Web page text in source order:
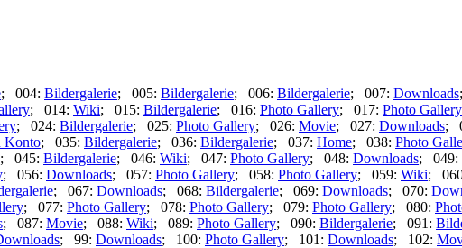
; 004: Bildergalerie; 005: Bildergalerie; 006: Bildergalerie; 007: Downloads
; 014: Wiki; 015: Bildergalerie; 016: Photo Gallery; 017: Photo Gallery
; 024: Bildergalerie; 025: Photo Gallery; 026: Movie; 027: Downloads;
Konto; 035: Bildergalerie; 036: Bildergalerie; 037: Home; 038: Photo
; 045: Bildergalerie; 046: Wiki; 047: Photo Gallery; 048: Downloads; 049:
; 056: Downloads; 057: Photo Gallery; 058: Photo Gallery; 059: Wiki;
; 067: Downloads; 068: Bildergalerie; 069: Downloads; 070:
; 077: Photo Gallery; 078: Photo Gallery; 079: Photo Gallery; 080:
; 087: Movie; 088: Wiki; 089: Photo Gallery; 090: Bildergalerie; 091:
; 99: Downloads; 100: Photo Gallery; 101: Downloads; 102: